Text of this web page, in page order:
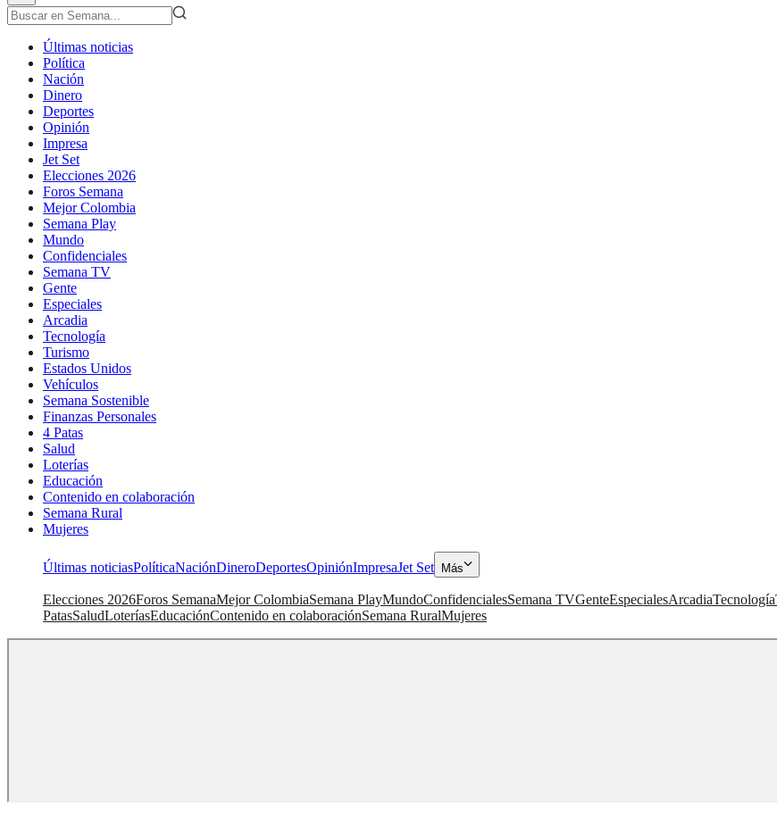
Últimas noticias
Política
Nación
Dinero
Deportes
Opinión
Impresa
Jet Set
Elecciones 2026
Foros Semana
Mejor Colombia
Semana Play
Mundo
Confidenciales
Semana TV
Gente
Especiales
Arcadia
Tecnología
Turismo
Estados Unidos
Vehículos
Semana Sostenible
Finanzas Personales
4 Patas
Salud
Loterías
Educación
Contenido en colaboración
Semana Rural
Mujeres
Últimas noticiasPolíticaNaciónDineroDeportesOpiniónImpresaJet Set Más
Elecciones 2026Foros SemanaMejor ColombiaSemana PlayMundoConfidencialesSemana TVGenteEspecialesArcadiaTecnología
PatasSaludLoteríasEducaciónContenido en colaboraciónSemana RuralMujeres